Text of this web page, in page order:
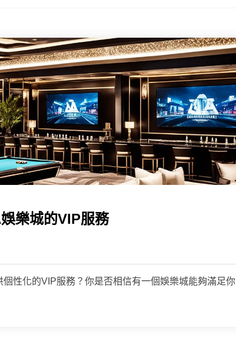
樂城的VIP服務
性化的VIP服務？你是否相信有一個娛樂城能夠滿足你